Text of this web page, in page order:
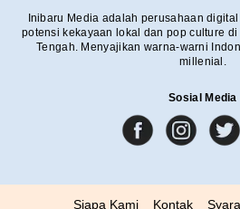
Inibaru Media adalah perusahaan
potensi kekayaan lokal dan pop culture
Tengah. Menyajikan warna-warni
millenial.
Sosial Media
Siapa Kami Kontak